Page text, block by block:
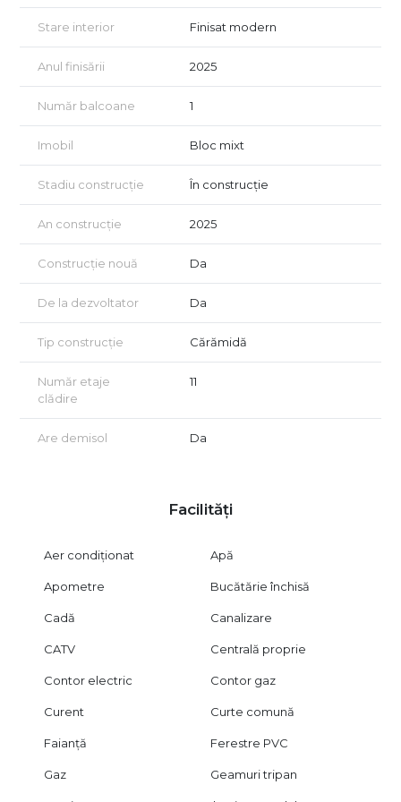
Stare interior Finisat modern
Anul finisării 2025
Număr balcoane 1
Imobil Bloc mixt
Stadiu construcție În construcție
An construcție 2025
Construcție nouă Da
De la dezvoltator Da
Tip construcție Cărămidă
Număr etaje
clădire
11
Are demisol Da
Facilități
Aer condiționat Apă
Apometre Bucătărie închisă
Cadă Canalizare
CATV Centrală proprie
Contor electric Contor gaz
Curent Curte comună
Faianță Ferestre PVC
Gaz Geamuri tripan